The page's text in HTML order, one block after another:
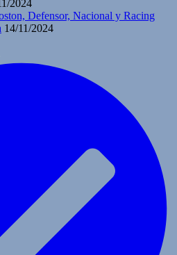
2024
Defensor, Nacional y Racing
14/11/2024